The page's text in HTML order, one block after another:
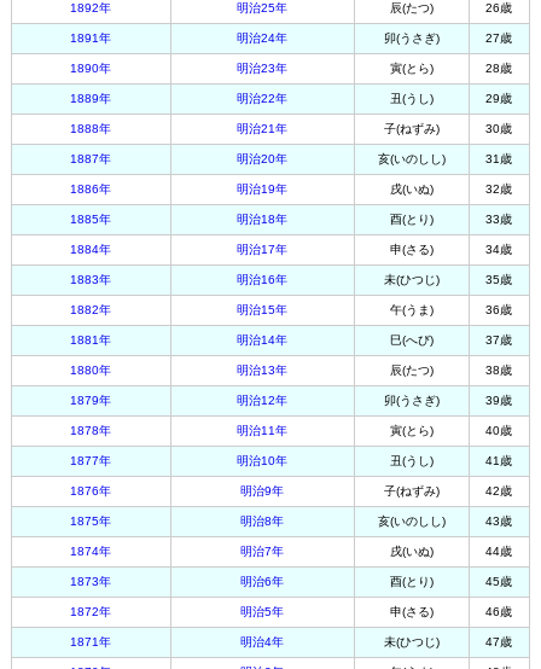
1892年 明治25年 辰(たつ) 26歳
1891年 明治24年 卯(うさぎ) 27歳
1890年 明治23年 寅(とら) 28歳
1889年 明治22年 丑(うし) 29歳
1888年 明治21年 子(ねずみ) 30歳
1887年 明治20年 亥(いのしし) 31歳
1886年 明治19年 戌(いぬ) 32歳
1885年 明治18年 酉(とり) 33歳
1884年 明治17年 申(さる) 34歳
1883年 明治16年 未(ひつじ) 35歳
1882年 明治15年 午(うま) 36歳
1881年 明治14年 巳(へび) 37歳
1880年 明治13年 辰(たつ) 38歳
1879年 明治12年 卯(うさぎ) 39歳
1878年 明治11年 寅(とら) 40歳
1877年 明治10年 丑(うし) 41歳
1876年 明治9年 子(ねずみ) 42歳
1875年 明治8年 亥(いのしし) 43歳
1874年 明治7年 戌(いぬ) 44歳
1873年 明治6年 酉(とり) 45歳
1872年 明治5年 申(さる) 46歳
1871年 明治4年 未(ひつじ) 47歳